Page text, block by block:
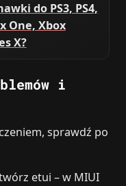
do PS3, PS4,
One, Xbox
X?
i
sprawdź po
etui – w MIUI